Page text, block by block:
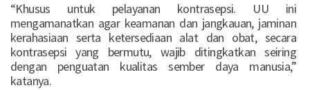
“Khusus untuk pelayanan kontrasepsi. UU ini
mengamanatkan agar keamanan dan jangkauan, jaminan
kerahasiaan serta ketersediaan alat dan obat, secara
kontrasepsi yang bermutu, wajib ditingkatkan seiring
dengan penguatan kualitas sember daya manusia,”
katanya.